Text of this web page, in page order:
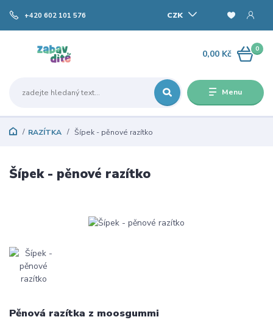
Menu
CZK
+420 602 101 576
0
0,00 Kč
RAZÍTKA Šípek - pěnové razítko
Šípek - pěnové razítko
Pěnová razítka z moosgummi